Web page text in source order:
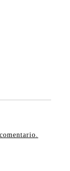
dorado,
para
fuertes, ya
forma y